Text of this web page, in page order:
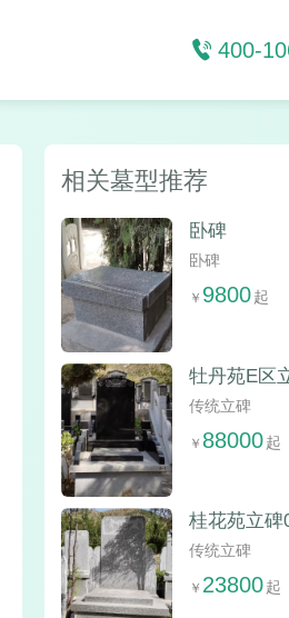
400-
相关墓型推荐
卧碑
卧碑
9800
牡丹苑E区
传统立碑
88000
桂花苑立碑
传统立碑
23800